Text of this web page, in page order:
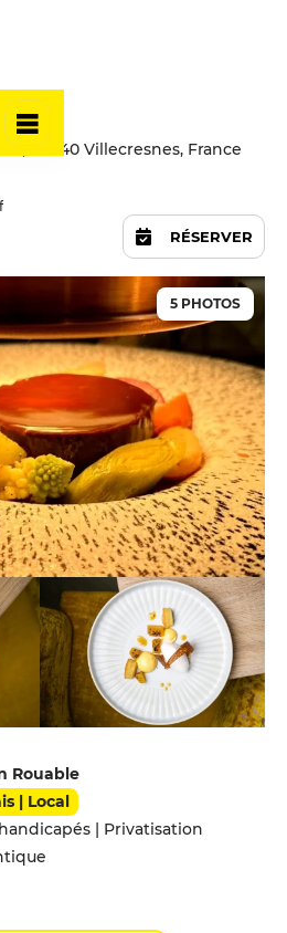
94440 Villecresnes, France
RÉSERVER
5 PHOTOS
Rouable
| Local
| Privatisation